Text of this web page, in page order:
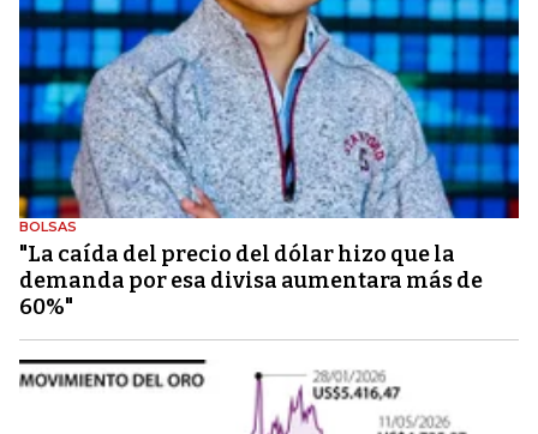
BOLSAS
"La caída del precio del dólar hizo que la
demanda por esa divisa aumentara más de
60%"